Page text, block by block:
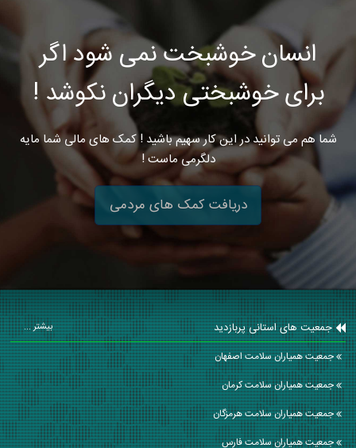
انسان خوشبخت نمی شود اگر
برای خوشبختی دیگران نکوشد !
شما هم می توانید در این کار سهیم باشید ! کمک های مالی شما مایه
دلگرمی ماست !
دریافت کمک های مردمی
جمعیت های استانی پربازدید بیشتر ...
جمعیت همیاران سلامت اصفهان
جمعیت همیاران سلامت كرمان
جمعیت همیاران سلامت هرمزگان
جمعیت همیاران سلامت فارس